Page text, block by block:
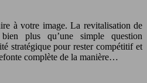
à votre image. La revitalisation de
plus qu’une simple question
stratégique pour rester compétitif et
complète de la manière…